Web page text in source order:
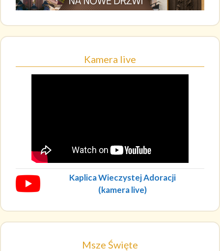
Kamera live
Kaplica Wieczystej Adoracji
(kamera live)
Msze Święte